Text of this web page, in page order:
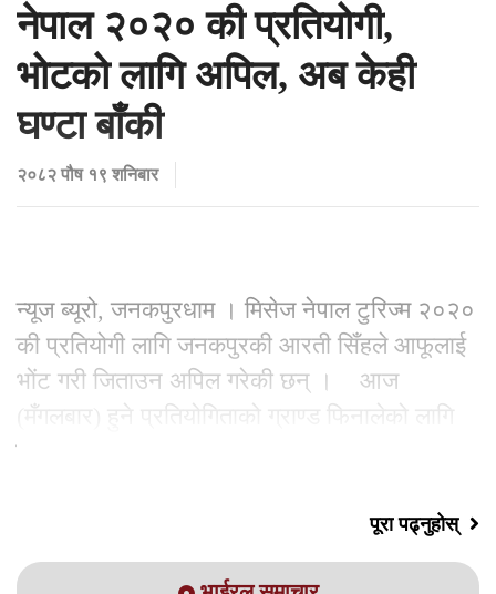
नेपाल २०२० की प्रतियोगी,
भोटको लागि अपिल, अब केही
घण्टा बाँकी
२०८२ पौष १९ शनिबार
न्यूज ब्यूरो, जनकपुरधाम । मिसेज नेपाल टुरिज्म २०२०
की प्रतियोगी लागि जनकपुरकी आरती सिँहले आफूलाई
भोंट गरी जिताउन अपिल गरेकी छन् । आज
(मँगलबार) हुने प्रतियोगिताको ग्राण्ड फिनालेको लागि
पूरा पढ्नुहोस्